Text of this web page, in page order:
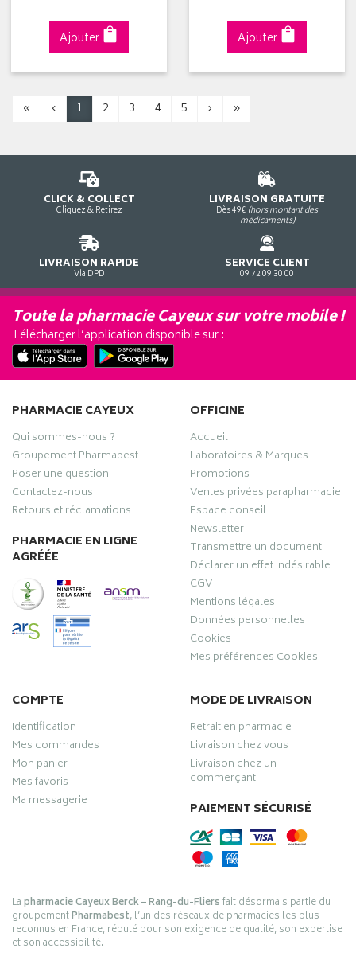
Ajouter Ajouter
« ‹ 1 2 3 4 5 › »
CLICK & COLLECT
Cliquez & Retirez
LIVRAISON GRATUITE
Dès 49€ (hors montant des
médicaments)
LIVRAISON RAPIDE
Via DPD
SERVICE CLIENT
09 72 09 30 00
Toute la pharmacie Cayeux sur votre mobile !
Télécharger l’application disponible sur :
PHARMACIE CAYEUX
Qui sommes-nous ?
Groupement Pharmabest
Poser une question
Contactez-nous
Retours et réclamations
PHARMACIE EN LIGNE
AGRÉÉE
OFFICINE
Accueil
Laboratoires & Marques
Promotions
Ventes privées parapharmacie
Espace conseil
Newsletter
Transmettre un document
Déclarer un effet indésirable
CGV
Mentions légales
Données personnelles
Cookies
Mes préférences Cookies
COMPTE
Identification
Mes commandes
Mon panier
Mes favoris
Ma messagerie
MODE DE LIVRAISON
Retrait en pharmacie
Livraison chez vous
Livraison chez un
commerçant
PAIEMENT SÉCURISÉ
Lapharmacie Cayeux Berck – Rang-du-Fliersfait désormais partie du
groupementPharmabest, l’un des réseaux de pharmacies les plus
reconnus en France, réputé pour son exigence de qualité, son expertise
et son accessibilité.